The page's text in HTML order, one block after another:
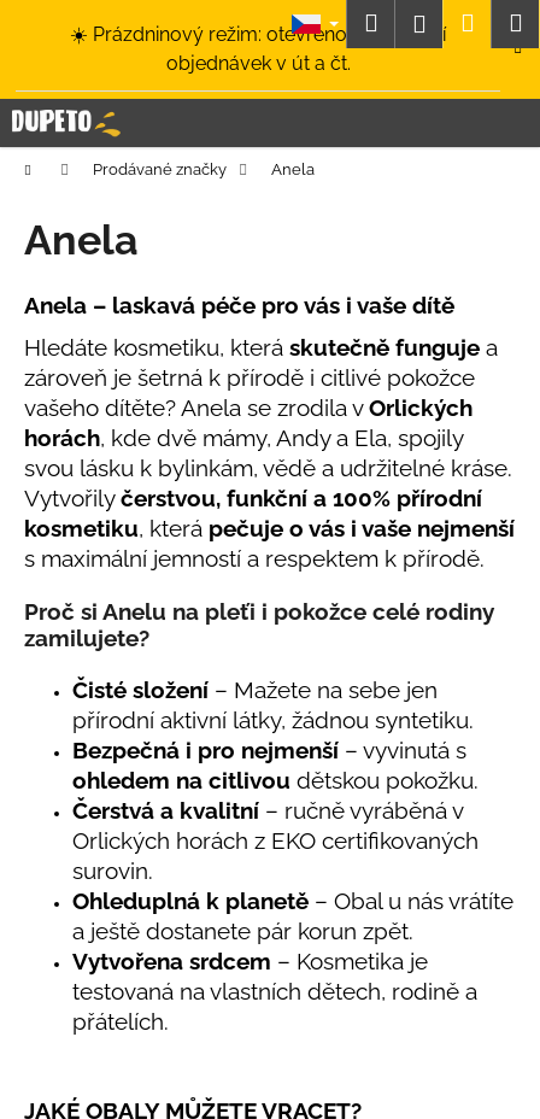
☀️ Prázdninový režim: otevřeno a odesílání
objednávek v út a čt.
HledatPřihlášení
Domů Prodávané značky Anela
Anela
Anela – laskavá péče pro vás i vaše dítě
Hledáte kosmetiku, která skutečně funguje a
zároveň je šetrná k přírodě i citlivé pokožce
vašeho dítěte? Anela se zrodila vOrlických
horách, kde dvě mámy, Andy a Ela, spojily
svou lásku k bylinkám, vědě a udržitelné kráse.
Vytvořilyčerstvou, funkční a 100% přírodní
kosmetiku, která pečuje o vás i vaše nejmenší
s maximální jemností a respektem k přírodě.
Proč si Anelu na pleťi i pokožce celé rodiny
zamilujete?
Čisté složení – Mažete na sebe jen
přírodní aktivní látky, žádnou syntetiku.
Bezpečná i pro nejmenší – vyvinutá s
ohledem na citlivou dětskou pokožku.
Čerstvá a kvalitní – ručně vyráběná v
Orlických horách z EKO certifikovaných
surovin.
Ohleduplná k planetě – Obal u nás vrátíte
a ještě dostanete pár korun zpět.
Vytvořena srdcem – Kosmetika je
testovaná na vlastních dětech, rodině a
přátelích.
JAKÉ OBALY MŮŽETE VRACET?
í
k C
o
o
t
ř
e
b
u
j
e
t
e
n
a
j
í
HLEDAT
u